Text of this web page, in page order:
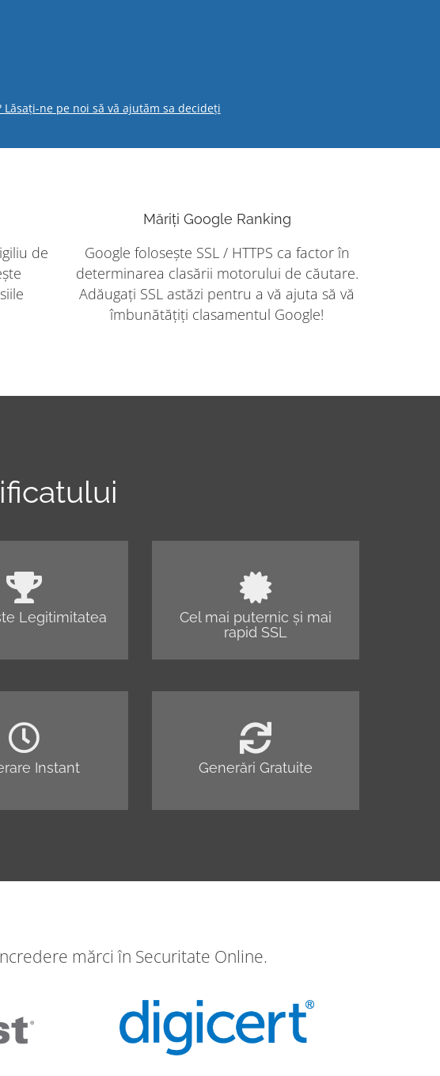
ne pe noi să vă ajutăm sa decideți
de
Măriți Google Ranking
Google folosește SSL / HTTPS ca factor în
determinarea clasării motorului de căutare.
Adăugați SSL astăzi pentru a vă ajuta să vă
îmbunătățiți clasamentul Google!
Legitimitatea
Cel mai puternic și mai
rapid SSL
Instant Generări Gratuite
mărci în Securitate Online.